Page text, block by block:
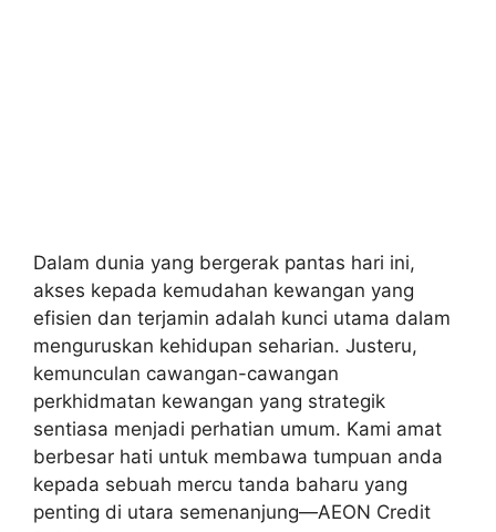
Dalam dunia yang bergerak pantas hari ini,
akses kepada kemudahan kewangan yang
efisien dan terjamin adalah kunci utama dalam
menguruskan kehidupan seharian. Justeru,
kemunculan cawangan-cawangan
perkhidmatan kewangan yang strategik
sentiasa menjadi perhatian umum. Kami amat
berbesar hati untuk membawa tumpuan anda
kepada sebuah mercu tanda baharu yang
penting di utara semenanjung—AEON Credit